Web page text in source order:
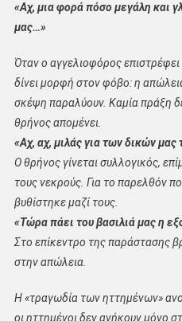
«Αχ, μια φορά πόσο μεγάλη και
μας…»
Όταν ο αγγελιοφόρος
δίνει μορφή στον φόβο: η
σκέψη παραλύουν. Καμία πράξη
θρήνος απομένει.
«Αχ, αχ, μιλάς για των δικών
Ο θρήνος γίνεται συλλογικός,
τους νεκρούς. Για το παρελθόν
βυθίστηκε μαζί τους.
«Τώρα πάει του βασιλιά μας η
Στο επίκεντρο της παράστασης
στην απώλεια.
Η «τραγωδία των ηττημένων»
οι ηττημένοι δεν ανήκουν μόνο